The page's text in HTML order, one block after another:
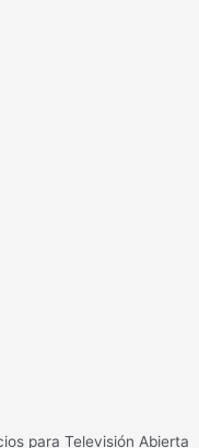
para Televisión Abierta